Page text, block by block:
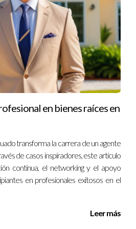
confianza con mis
tiempo; involucra escuchar
del cliente, ser honesto sobre
mantener una comunicación
tener autoridad en el
como un experto confiable ante
cual puede facilitar la toma de
oportunidades de negocio.
de educar a mis
ofreciendo recursos útiles como
en bienes raíces en
transforma la carrera de un agente
de casos inspiradores, este artículo
continua, el networking y el apoyo
en profesionales exitosos en el
Leer más